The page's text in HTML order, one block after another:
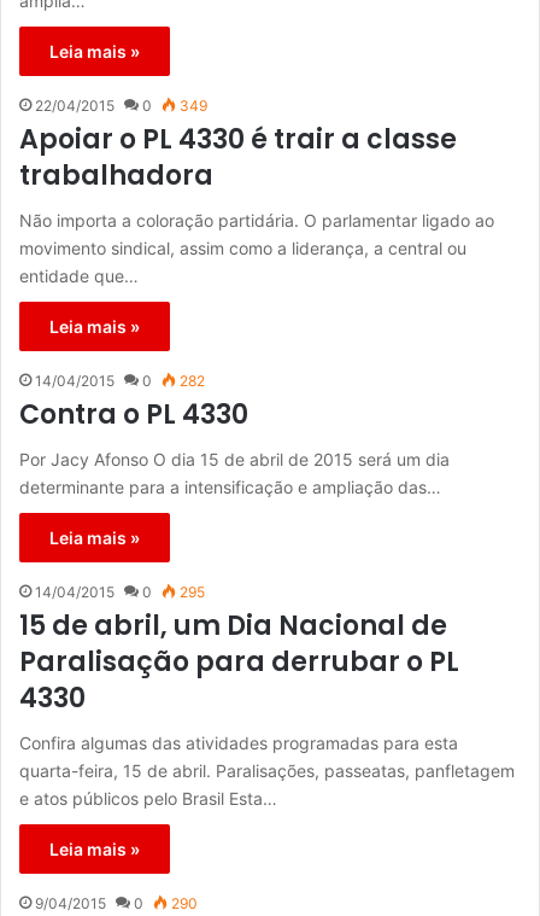
Leia mais »
22/04/2015 0 349
Apoiar o PL 4330 é trair a classe
trabalhadora
Não importa a coloração partidária. O parlamentar ligado ao
movimento sindical, assim como a liderança, a central ou
entidade que…
Leia mais »
14/04/2015 0 282
Contra o PL 4330
Por Jacy Afonso O dia 15 de abril de 2015 será um dia
determinante para a intensificação e ampliação das…
Leia mais »
14/04/2015 0 295
15 de abril, um Dia Nacional de
Paralisação para derrubar o PL
4330
Confira algumas das atividades programadas para esta
quarta-feira, 15 de abril. Paralisações, passeatas, panfletagem
e atos públicos pelo Brasil Esta…
Leia mais »
9/04/2015 0 290